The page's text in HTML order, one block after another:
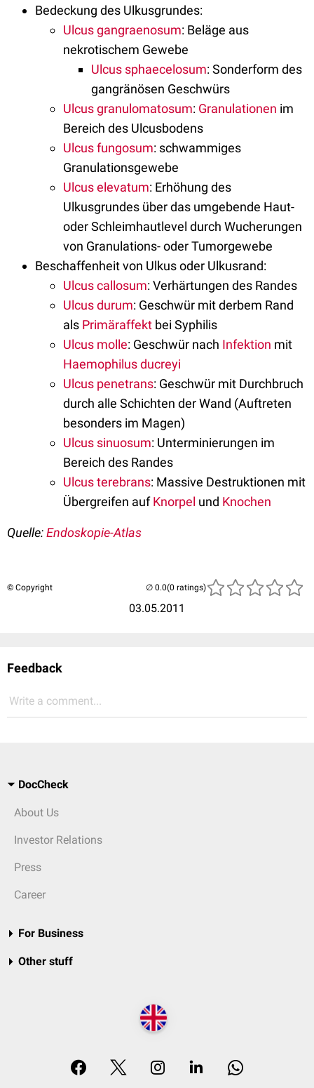
Bedeckung des Ulkusgrundes:
Ulcus gangraenosum: Beläge aus
nekrotischem Gewebe
Ulcus sphaecelosum: Sonderform des
gangränösen Geschwürs
Ulcus granulomatosum: Granulationen im
Bereich des Ulcusbodens
Ulcus fungosum: schwammiges
Granulationsgewebe
Ulcus elevatum: Erhöhung des
Ulkusgrundes über das umgebende Haut-
oder Schleimhautlevel durch Wucherungen
von Granulations- oder Tumorgewebe
Beschaffenheit von Ulkus oder Ulkusrand:
Ulcus callosum: Verhärtungen des Randes
Ulcus durum: Geschwür mit derbem Rand
als Primäraffekt bei Syphilis
Ulcus molle: Geschwür nach Infektion mit
Haemophilus ducreyi
Ulcus penetrans: Geschwür mit Durchbruch
durch alle Schichten der Wand (Auftreten
besonders im Magen)
Ulcus sinuosum: Unterminierungen im
Bereich des Randes
Ulcus terebrans: Massive Destruktionen mit
Übergreifen aufKnorpel und Knochen
Quelle:Endoskopie-Atlas
© Copyright
03.05.2011
(0 ratings)
Feedback
Write a comment...
DocCheck
About Us
Investor Relations
Press
Career
For Business
Other stuff